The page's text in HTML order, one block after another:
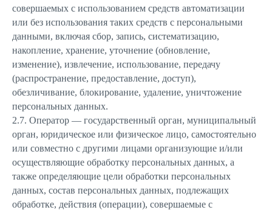
совершаемых с использованием средств автоматизации
или без использования таких средств с персональными
данными, включая сбор, запись, систематизацию,
накопление, хранение, уточнение (обновление,
изменение), извлечение, использование, передачу
(распространение, предоставление, доступ),
обезличивание, блокирование, удаление, уничтожение
персональных данных.
2.7. Оператор — государственный орган, муниципальный
орган, юридическое или физическое лицо, самостоятельно
или совместно с другими лицами организующие и/или
осуществляющие обработку персональных данных, а
также определяющие цели обработки персональных
данных, состав персональных данных, подлежащих
обработке, действия (операции), совершаемые с